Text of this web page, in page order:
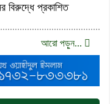
বিরুদ্ধে প্রকাশিত
আরো পড়ুন...